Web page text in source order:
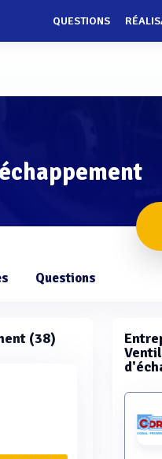
QUESTIONS
Questions
(38)